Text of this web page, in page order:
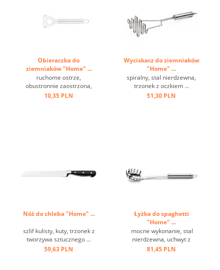
Obieraczka do
ziemniaków "Home" ...
ruchome ostrze,
obustronnie zaostrzona,
oczko do zawieszenia, stal
10,35 PLN
Wyciskacz do ziemniaków
"Home" ...
spiralny, stal nierdzewna,
trzonek z oczkiem ...
51,30 PLN
Nóż do chleba "Home" ...
szlif kulisty, kuty, trzonek z
tworzywa sztucznego ...
59,63 PLN
Łyżka do spaghetti
"Home" ...
mocne wykonanie, stal
nierdzewna, uchwyt z
oczkiem ...
81,45 PLN